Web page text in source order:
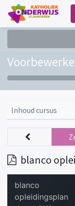
Inhoud cursus
blanco